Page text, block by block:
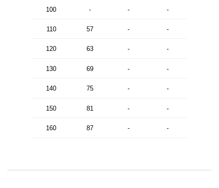
100 - - -
110 57 - -
120 63 - -
130 69 - -
140 75 - -
150 81 - -
160 87 - -